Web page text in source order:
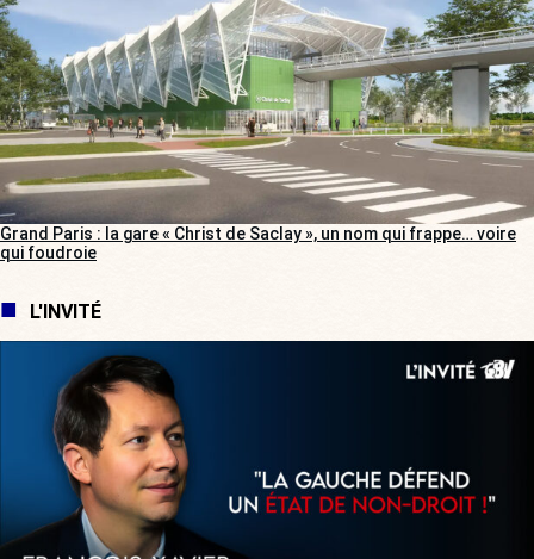
Grand Paris : la gare « Christ de Saclay », un nom qui frappe… voire
qui foudroie
L'INVITÉ